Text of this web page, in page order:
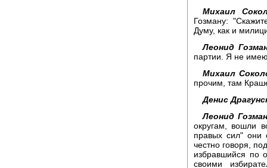
Михаил
Гозману:
Думу, как и
Леонид
партии. Я не
Михаил
прочим, там
Денис
Леонид
округам, вошли
правых сил" они
честно говоря,
избравшийся по
своими